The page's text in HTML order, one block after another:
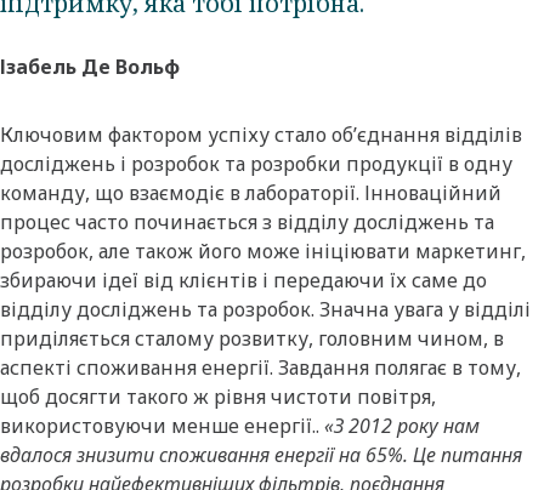
Ізабель Де Вольф
Ключовим фактором успіху стало об’єднання відділів
досліджень і розробок та розробки продукції в одну
команду, що взаємодіє в лабораторії. Інноваційний
процес часто починається з відділу досліджень та
розробок, але також його може ініціювати маркетинг,
збираючи ідеї від клієнтів і передаючи їх саме до
відділу досліджень та розробок. Значна увага у відділі
приділяється сталому розвитку, головним чином, в
аспекті споживання енергії. Завдання полягає в тому,
щоб досягти такого ж рівня чистоти повітря,
використовуючи менше енергії.. «З 2012 року нам
вдалося знизити споживання енергії на 65%. Це питання
розробки найефективніших фільтрів, поєднання